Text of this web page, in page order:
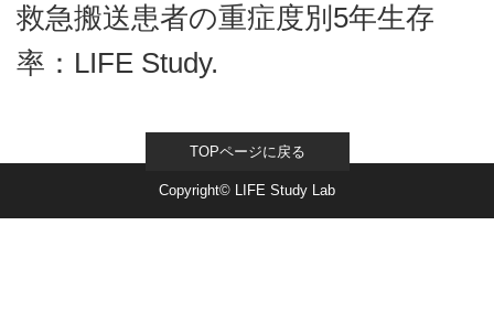
救急搬送患者の重症度別5年生存
率：LIFE Study.
TOPページに戻る
Copyright© LIFE Study Lab